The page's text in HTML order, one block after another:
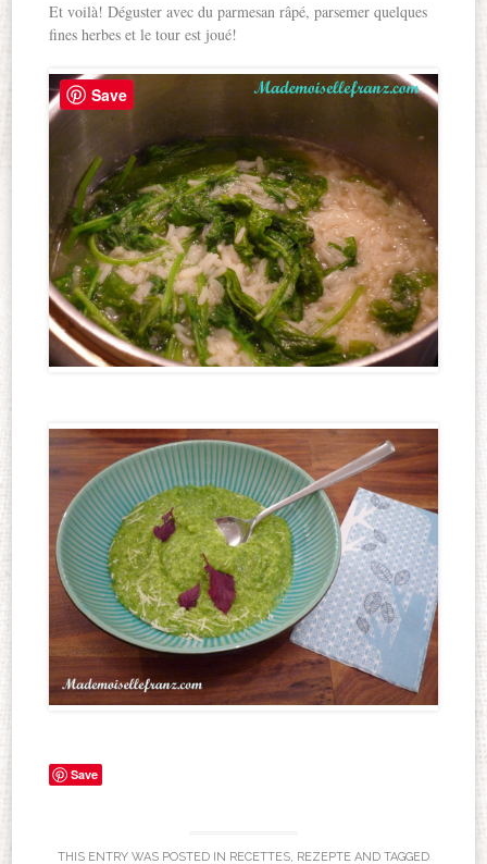
Et voilà! Déguster avec du parmesan râpé, parsemer quelques
fines herbes et le tour est joué!
Save
THIS ENTRY WAS POSTED IN RECETTES, REZEPTE AND TAGGED
Save